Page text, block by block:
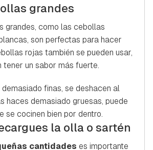
grandes
grandes, como las cebollas
son perfectas para hacer
rojas también se pueden usar,
tener un sabor más fuerte.
finas, se deshacen al
haces demasiado gruesas, puede
se cocinen bien por dentro.
la olla o sartén
cantidades es importante